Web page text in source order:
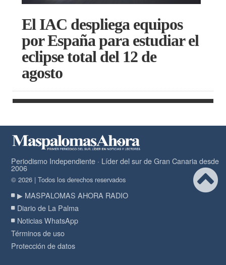
El IAC despliega equipos
por España para estudiar el
eclipse total del 12 de
agosto
Periodismo Independiente · Líder del sur de Gran Canaria desde
2006
© 2026 | Todos los derechos reservados
▶ MASPALOMAS AHORA RADIO
Diario de La Palma
Noticias WhatsApp
Términos de uso
Protección de datos